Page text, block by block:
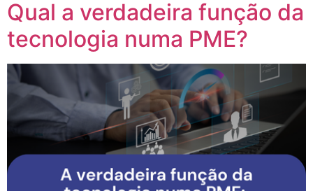
Qual a verdadeira função da
tecnologia numa PME?